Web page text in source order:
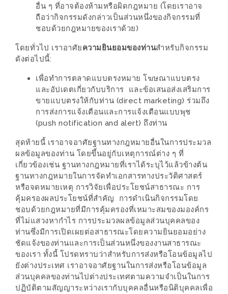
2557
ร้าน
หมู
กระทะ
ทั่ว
เชียงใหม่
TOP30
ราคา
เกิน
200
บาท
รีวิว
ดี
กับ
วงใน
แจก
ฟรี
LINE
อื่น ๆ ที่อาจต้องห้ามหรือผิดกฎหมาย (โดยเราอาจ
ถือว่ากิจกรรมดังกล่าวเป็นส่วนหนึ่งของกิจกรรมที่
ชอบด้วยกฎหมายของเราด้วย)
โดยทั่วไป เราอาศัยความยินยอมของท่านสำหรับกิจกรรม
ดังต่อไปนี้:
เพื่อทำการตลาดแบบตรงหมาย โฆษณาแบบตรง
และอัปเดตเกี่ยวกับบริการ และข้อเสนอส่งเสริมการ
ขายแบบตรงให้กับท่าน (direct marketing) ร่วมถึง
การส่งการแจ้งเตือนและการแจ้งเตือนแบบพุช
(push notification and alert) ถึงท่าน
สุดท้ายนี้ เราอาจอาศัยฐานทางกฎหมายอื่นในการประมวล
ผลข้อมูลของท่าน โดยขึ้นอยู่กับเหตุการณ์ต่าง ๆ ที่
เกี่ยวข้องเช่น ฐานทางกฎหมายที่เราได้ระบุไว้แล้วข้างต้น
ฐานทางกฎหมายในการจัดทำเอกสารทางประวัติศาสตร์
หรือจดหมายเหตุ การวิจัยเพื่อประโยชน์สาธารณะ การ
คุ้มครองผลประโยชน์ที่สำคัญ การดำเนินกิจกรรมโดย
ชอบด้วยกฎหมายที่มีการคุ้มครองที่เหมาะสมของมองค์กร
ที่ไม่แสวงหากำไร การประมวลผลข้อมูลส่วนบุคคลของ
ท่านซึ่งมีการเปิดเผยต่อสาธารณะโดยความยินยอมอย่าง
ชัดแจ้งของท่านและการเป็นส่วนหนึ่งของงานสาธารณะ
ของเรา ทั้งนี้ โปรดทราบว่าสำหรับการส่งหรือโอนข้อมูลไป
ยังต่างประเทศ เราอาจอาศัยฐานในการส่งหรือโอนข้อมูล
ส่วนบุคคลของท่านไปต่างประเทศตามความจำเป็นในการ
ปฏิบัติตามสัญญาระหว่างเรากับบุคคลอื่นหรือนิติบุคคลเพื่อ